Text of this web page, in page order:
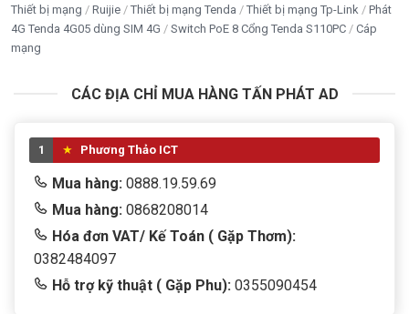
Thiết bị mạng Ruijie Thiết bị mạng Tenda Thiết bị mạng Tp-Link
Phát
4G Tenda 4G05 dùng SIM 4G
Switch PoE 8 Cổng Tenda S110PC
Cáp
mạng
CÁC ĐỊA CHỈ MUA HÀNG TẤN PHÁT AD
1 Phương Thảo ICT
Mua hàng: 0888.19.59.69
Mua hàng: 0868208014
Hóa đơn VAT/ Kế Toán ( Gặp Thơm):
0382484097
Hỗ trợ kỹ thuật ( Gặp Phu): 0355090454